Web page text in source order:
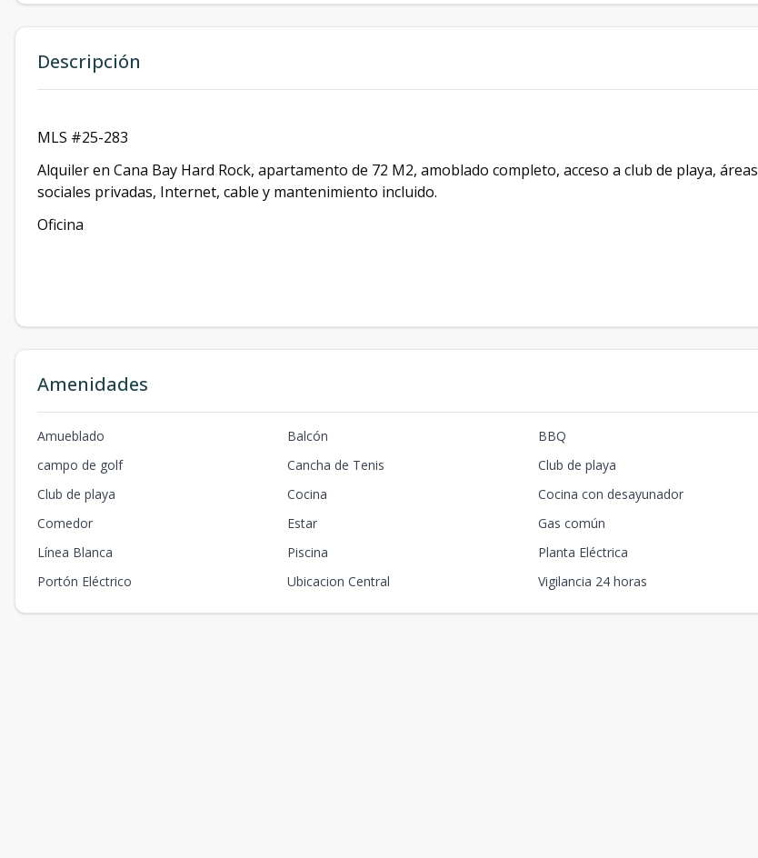
Descripción
MLS #25-283
Alquiler en Cana Bay Hard Rock, apartamento de 72 M2, amoblado completo, acceso a club de playa, áreas
sociales privadas, Internet, cable y mantenimiento incluido.
Oficina
Amenidades
Amueblado Balcón
BBQ
campo de golf
Cancha de Tenis
Club de playa
Club de playa
Cocina
Cocina con desayunador
Comedor
Estar
Gas común
Línea Blanca
Piscina
Planta Eléctrica
Portón Eléctrico
Ubicacion Central Vigilancia 24 horas